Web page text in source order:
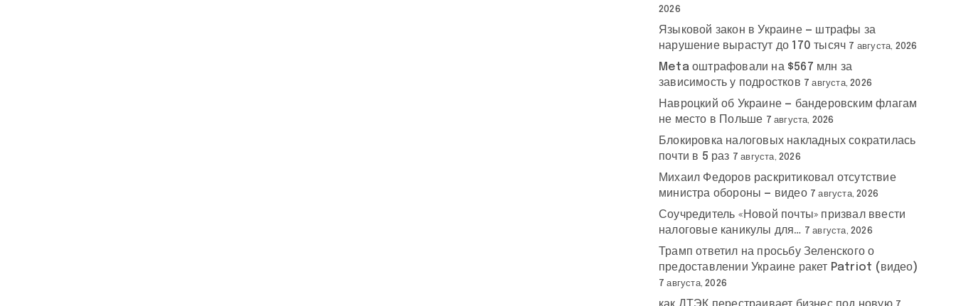
2026
Языковой закон в Украине — штрафы за
нарушение вырастут до 170 тысяч 7 августа, 2026
Meta оштрафовали на $567 млн за
зависимость у подростков 7 августа, 2026
Навроцкий об Украине — бандеровским флагам
не место в Польше 7 августа, 2026
Блокировка налоговых накладных сократилась
почти в 5 раз 7 августа, 2026
Михаил Федоров раскритиковал отсутствие
министра обороны — видео 7 августа, 2026
Соучредитель «Новой почты» призвал ввести
налоговые каникулы для… 7 августа, 2026
Трамп ответил на просьбу Зеленского о
предоставлении Украине ракет Patriot (видео)
7 августа, 2026